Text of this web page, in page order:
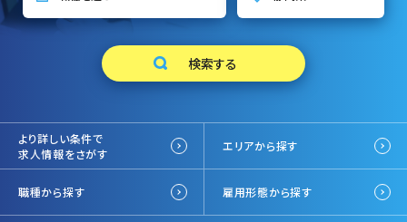
より詳しい条件で
求人情報をさがす
エリアから探す
職種から探す 雇用形態から探す